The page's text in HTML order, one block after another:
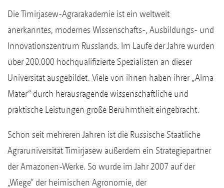
Die Timirjasew-Agrarakademie ist ein weltweit
anerkanntes, modernes Wissenschafts-, Ausbildungs- und
Innovationszentrum Russlands. Im Laufe der Jahre wurden
über 200.000 hochqualifizierte Spezialisten an dieser
Universität ausgebildet. Viele von ihnen haben ihrer „Alma
Mater“ durch herausragende wissenschaftliche und
praktische Leistungen große Berühmtheit eingebracht.
Schon seit mehreren Jahren ist die Russische Staatliche
Agraruniversität Timirjasew außerdem ein Strategiepartner
der Amazonen-Werke. So wurde im Jahr 2007 auf der
„Wiege“ der heimischen Agronomie, der